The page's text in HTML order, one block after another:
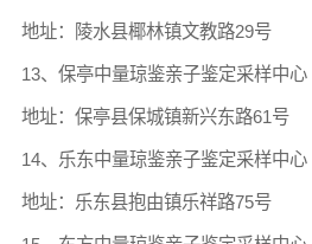
地址：陵水县椰林镇文教路29号
13、保亭中量琼鉴亲子鉴定采样中心
地址：保亭县保城镇新兴东路61号
14、乐东中量琼鉴亲子鉴定采样中心
地址：乐东县抱由镇乐祥路75号